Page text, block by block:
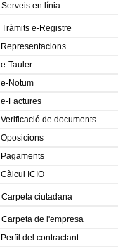
Serveis en línia
Tràmits e-Registre
Representacions
e-Tauler
e-Notum
e-Factures
Verificació de documents
Oposicions
Pagaments
Càlcul ICIO
Carpeta ciutadana
Carpeta de l'empresa
Perfil del contractant